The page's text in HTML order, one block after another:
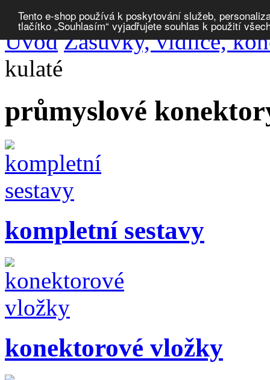
Tento e-shop používá k poskytování služeb,
tlačítko „Souhlasím“ vyjadřujete souhlas k použití
Porovnat produkty 0
Úvod Zásuvky, vidlice,
kulaté
průmyslové
kompletní sestavy
konektorové vložky